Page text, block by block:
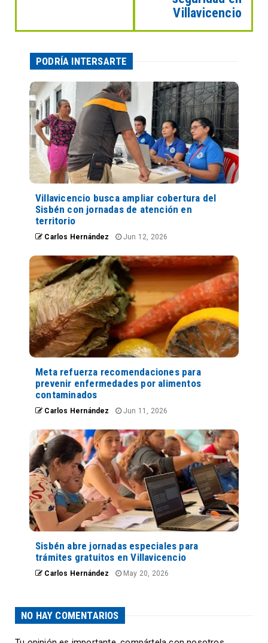
Villavicencio
PODRÍA INTERSARTE
Villavicencio busca ampliar cobertura del
Sisbén con jornadas de atención en
territorio
Carlos Hernández Jun 12, 2026
Meta refuerza recomendaciones para
prevenir enfermedades por alimentos
contaminados
Carlos Hernández Jun 11, 2026
Sisbén abre jornadas especiales para
trámites gratuitos en Villavicencio
Carlos Hernández May 20, 2026
NO HAY COMENTARIOS